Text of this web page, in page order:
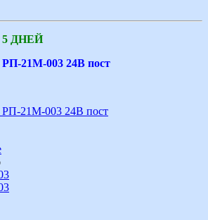
ДНЕЙ
РП-21М-003 24В пост
РП-21М-003 24В пост